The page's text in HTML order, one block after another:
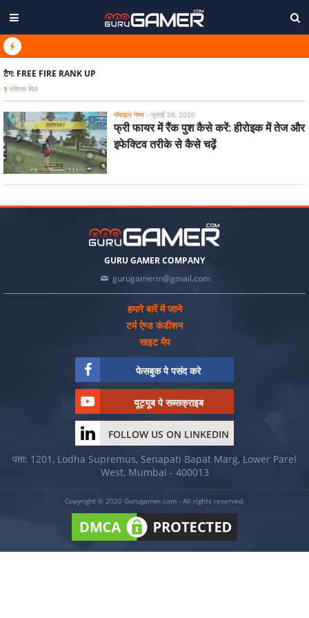
टैग: FREE FIRE RANK UP
1 परिणाम मिले
मोबाइल गेम्स - जुलाई 28, 2020
फ्री फायर में रैंक पुश कैसे करें: हीरोइक में तेज और
इफेक्टिव तरीके से कैसे चढ़ें
GURU GAMER COMPANY
gurugamerin@gmail.com
हमारे बारें में जाने
टर्म ऐण्ड कंडीशन
साइट मैप
फेसबुक पे पसंद करे
यूट्यूब पे सब्सक्राइब
FOLLOW US ON LINKEDIN
पता: 1201, Lodha Supremus, Senapati Bapat Marg, Lower Parel
West, Mumbai - 400013
Copyright © 2020 Gurugamer.com - All rights reserved.